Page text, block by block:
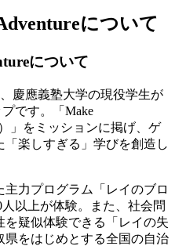
について
について
、慶應義塾大学の現役学生が
です。「Make
」をミッションに掲げ、ゲ
楽しすぎる」学びを創造し
力プログラム「レイのブロ
以上が体験。また、社会問
疑似体験できる「レイの失
をはじめとする全国の自治